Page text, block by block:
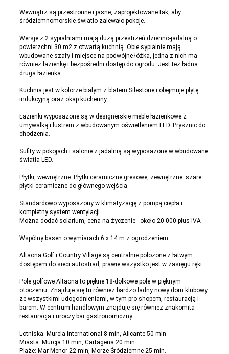
Wewnątrz są przestronne i jasne, zaprojektowane tak, aby
śródziemnomorskie światło zalewało pokoje.
Wersje z 2 sypialniami mają dużą przestrzeń dzienno-jadalną o
powierzchni 30 m2 z otwartą kuchnią. Obie sypialnie mają
wbudowane szafy i miejsce na podwójne łóżka, jedna z nich ma
również łazienkę i bezpośredni dostęp do ogrodu. Jest też ładna
druga łazienka.
Kuchnia jest w kolorze białym z blatem Silestone i obejmuje płytę
indukcyjną oraz okap kuchenny.
Łazienki wyposażone są w designerskie meble łazienkowe z
umywalką i lustrem z wbudowanym oświetleniem LED. Prysznic do
chodzenia.
Sufity w pokojach i salonie z jadalnią są wyposażone w wbudowane
światła LED.
Płytki, wewnętrzne: Płytki ceramiczne gresowe, zewnętrzne: szare
płytki ceramiczne do głównego wejścia.
Standardowo wyposażony w klimatyzację z pompą ciepła i
kompletny system wentylacji.
Można dodać solarium, cena na życzenie - około 20 000 plus IVA
Wspólny basen o wymiarach 6 x 14 m z ogrodzeniem.
Altaona Golf i Country Village są centralnie położone z łatwym
dostępem do sieci autostrad, prawie wszystko jest w zasięgu ręki.
Pole golfowe Altaona to piękne 18-dołkowe pole w pięknym
otoczeniu. Znajduje się tu również bardzo ładny nowy dom klubowy
ze wszystkimi udogodnieniami, w tym pro-shopem, restauracją i
barem. W centrum handlowym znajduje się również znakomita
restauracja i uroczy bar gastronomiczny.
Lotniska: Murcia International 8 min, Alicante 50 min
Miasta: Murcja 10 min, Cartagena 20 min
Plaże: Mar Menor 22 min, Morze Śródziemne 25 min.